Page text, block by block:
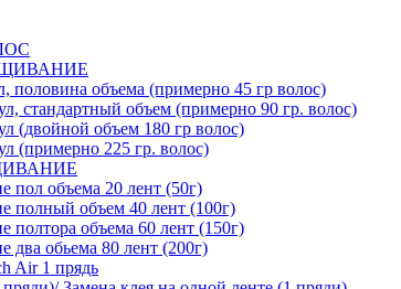
половина объема (примерно 45 гр волос)
стандартный объем (примерно 90 гр. волос)
(двойной объем 180 гр волос)
(примерно 225 гр. волос)
пол объема 20 лент (50г)
полный объем 40 лент (100г)
полтора объема 60 лент (150г)
два обьема 80 лент (200г)
Air 1 прядь